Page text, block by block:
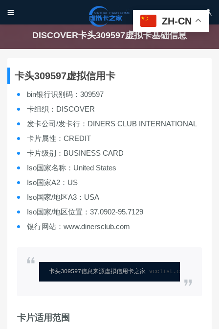
 
DISCOVER卡头309597虚拟卡基础信息
卡头309597虚拟信用卡
bin银行识别码：309597
卡组织：DISCOVER
发卡公司/发卡行：DINERS CLUB INTERNATIONAL
卡片属性：CREDIT
卡片级别：BUSINESS CARD
Iso国家名称：United States
Iso国家A2：US
Iso国家/地区A3：USA
Iso国家/地区位置：37.0902-95.7129
银行网站：www.dinersclub.com
卡头309597信息来源虚拟信用卡之家 vcclist.com
卡片适用范围
ZH-CN